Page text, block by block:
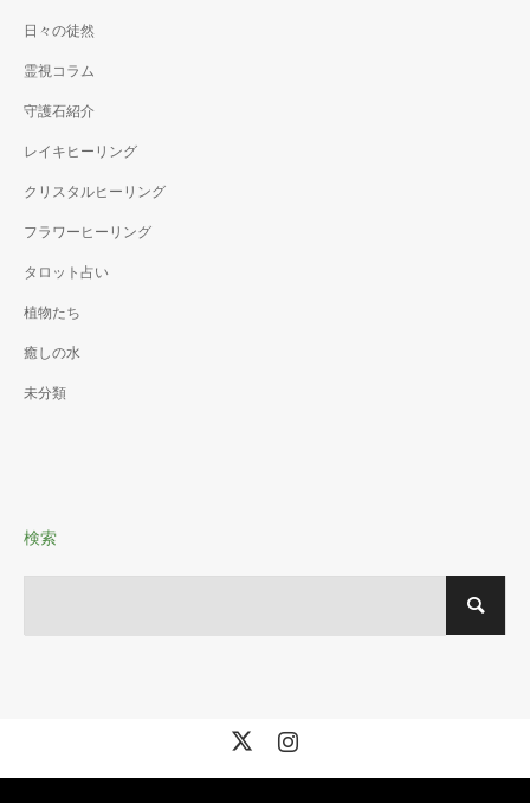
日々の徒然
霊視コラム
守護石紹介
レイキヒーリング
クリスタルヒーリング
フラワーヒーリング
タロット占い
植物たち
癒しの水
未分類
検索